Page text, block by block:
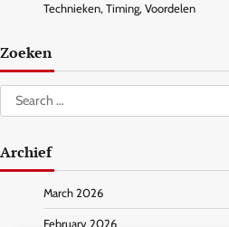
Technieken, Timing, Voordelen
Zoeken
Search
for:
Archief
March 2026
February 2026